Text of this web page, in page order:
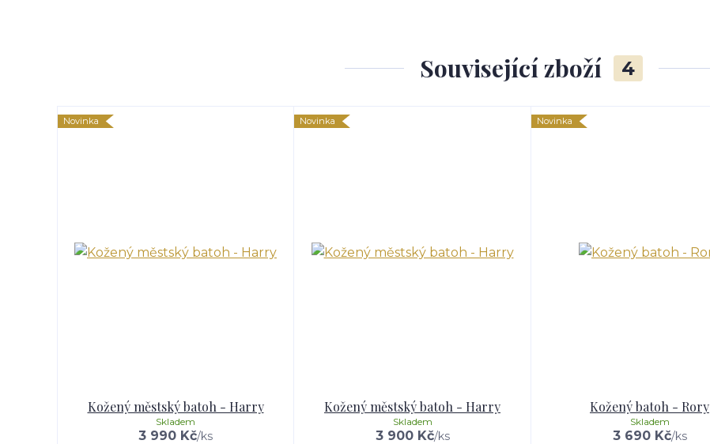
Související zboží 4
Novinka
Kožený městský batoh - Harry
3 990 Kč/ks
Skladem
Novinka
Kožený městský batoh - Harry
3 900 Kč/ks
Skladem
Novinka
Kožený batoh - Rory
3 690 Kč/ks
Skladem